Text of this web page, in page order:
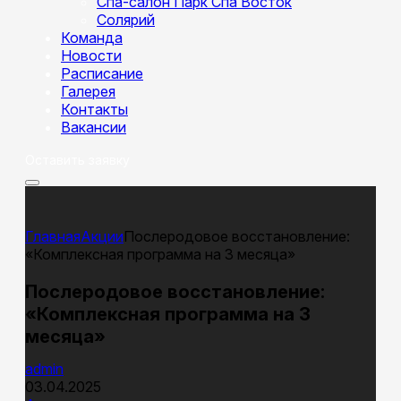
Солярий
Команда
Новости
Расписание
Галерея
Контакты
Вакансии
АкцииПослеродовое восстановление:
«Комплексная программа на 3 месяца»
Послеродовое восстановление:
«Комплексная программа на 3
месяца»
admin
03.04.2025